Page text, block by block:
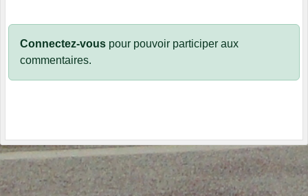
Connectez-vous pour pouvoir participer aux
commentaires.